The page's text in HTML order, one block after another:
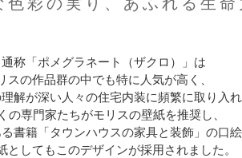
称「ポメグラネート（ザクロ）」は
スの作品群の中でも特に人気が高く、
解が深い人々の住宅内装に頻繁に取り入れ
の専門家たちがモリスの壁紙を推奨し、
書籍「タウンハウスの家具と装飾」の口
としてもこのデザインが採用されました。